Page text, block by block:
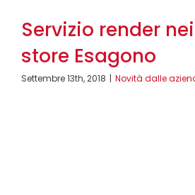
Servizio render
store Esagono
Settembre 13th, 2018 | Novità dalle